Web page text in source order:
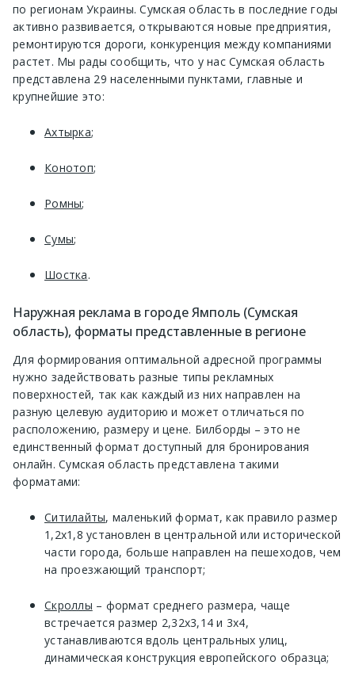
по регионам Украины. Сумская область в последние годы
активно развивается, открываются новые предприятия,
ремонтируются дороги, конкуренция между компаниями
растет. Мы рады сообщить, что у нас Сумская область
представлена 29 населенными пунктами, главные и
крупнейшие это:
Ахтырка;
Конотоп;
Ромны;
Сумы;
Шостка.
Наружная реклама в городе Ямполь (Сумская
область), форматы представленные в регионе
Для формирования оптимальной адресной программы
нужно задействовать разные типы рекламных
поверхностей, так как каждый из них направлен на
разную целевую аудиторию и может отличаться по
расположению, размеру и цене. Билборды – это не
единственный формат доступный для бронирования
онлайн. Сумская область представлена такими
форматами:
Ситилайты, маленький формат, как правило размер
1,2х1,8 установлен в центральной или исторической
части города, больше направлен на пешеходов, чем
на проезжающий транспорт;
Скроллы – формат среднего размера, чаще
встречается размер 2,32х3,14 и 3х4,
устанавливаются вдоль центральных улиц,
динамическая конструкция европейского образца;